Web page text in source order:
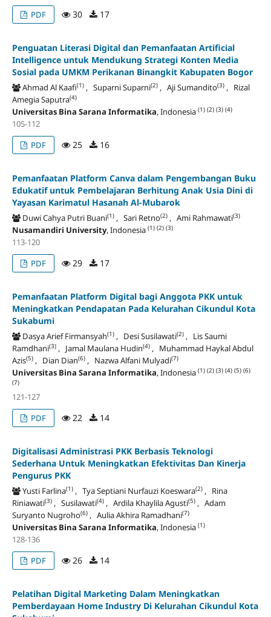
PDF
30 17
Penguatan Literasi Digital dan Pemanfaatan Artificial
Intelligence untuk Mendukung Strategi Konten Media
Sosial pada UMKM Perikanan Binangkit Kabupaten Bogor
Ahmad Al Kaafi(1), Suparni Suparni(2), Aji Sumandito(3), Rizal
Amegia Saputra(4)
Universitas Bina Sarana Informatika, Indonesia (1) (2) (3) (4)
105-112
PDF
25 16
Pemanfaatan Platform Canva dalam Pengembangan Buku
Edukatif untuk Pembelajaran Berhitung Anak Usia Dini di
Yayasan Karimatul Hasanah Al-Mubarok
Duwi Cahya Putri Buani(1), Sari Retno(2), Ami Rahmawati(3)
Nusamandiri University, Indonesia (1) (2) (3)
113-120
PDF
29 17
Pemanfaatan Platform Digital bagi Anggota PKK untuk
Meningkatkan Pendapatan Pada Kelurahan Cikundul Kota
Sukabumi
Dasya Arief Firmansyah(1), Desi Susilawati(2), Lis Saumi
Ramdhani(3), Jamal Maulana Hudin(4), Muhammad Haykal Abdul
Azis(5), Dian Dian(6), Nazwa Alfani Mulyadi(7)
Universitas Bina Sarana Informatika, Indonesia (1) (2) (3) (4) (5) (6)
(7)
121-127
PDF
22 14
Digitalisasi Administrasi PKK Berbasis Teknologi
Sederhana Untuk Meningkatkan Efektivitas Dan Kinerja
Pengurus PKK
Yusti Farlina(1), Tya Septiani Nurfauzi Koeswara(2), Rina
Riniawati(3), Susilawati(4), Ardila Khaylila Agusti(5), Adam
Suryanto Nugroho(6), Aulia Akhira Ramadhani(7)
Universitas Bina Sarana Informatika, Indonesia (1)
128-136
PDF
26 14
Pelatihan Digital Marketing Dalam Meningkatkan
Pemberdayaan Home Industry Di Kelurahan Cikundul Kota